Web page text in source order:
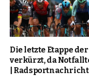
Die letzte Etappe
verkürzt, da
|